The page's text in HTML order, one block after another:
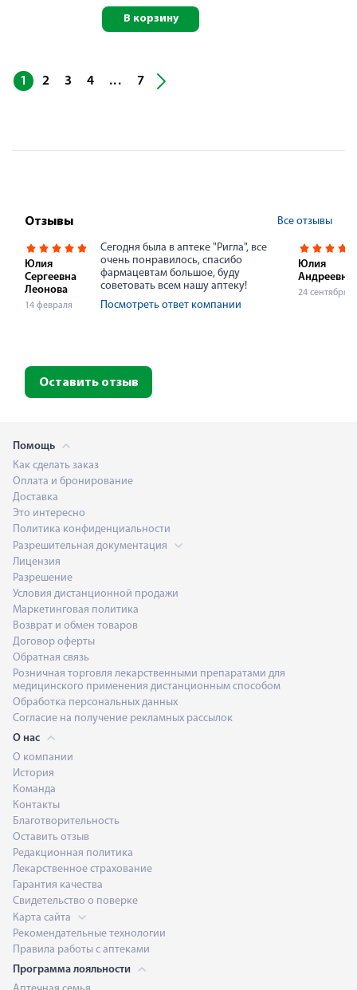
В корзину
1 2 3 4 ... 7
Отзывы Все отзывы
Юлия
Сергеевна
Леонова
14 февраля
Сегодня была в аптеке "Ригла", все
очень понравилось, спасибо
фармацевтам большое, буду
советовать всем нашу аптеку!
Посмотреть ответ компании
Юлия
Андреевна
24 сентября
Оставить отзыв
Помощь
Как сделать заказ
Оплата и бронирование
Доставка
Это интересно
Политика конфиденциальности
Разрешительная документация
Лицензия
Разрешение
Условия дистанционной продажи
Маркетинговая политика
Возврат и обмен товаров
Договор оферты
Обратная связь
Розничная торговля лекарственными препаратами для
медицинского применения дистанционным способом
Обработка персональных данных
Согласие на получение рекламных рассылок
О нас
О компании
История
Команда
Контакты
Благотворительность
Оставить отзыв
Редакционная политика
Лекарственное страхование
Гарантия качества
Свидетельство о поверке
Карта сайта
Рекомендательные технологии
Правила работы с аптеками
Программа лояльности